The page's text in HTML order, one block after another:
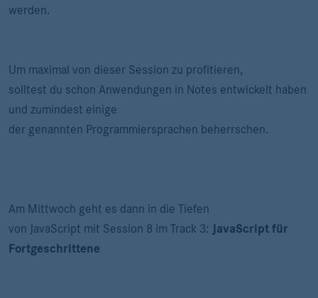
werden.
Um maximal von dieser Session zu profitieren,
solltest du schon Anwendungen in Notes entwickelt haben
und zumindest einige
der genannten Programmiersprachen beherrschen.
Am Mittwoch geht es dann in die Tiefen
von JavaScript mit Session 8 im Track 3:
JavaScript für
Fortgeschrittene